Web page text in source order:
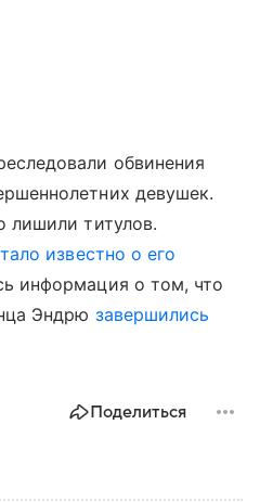
обвинения
девушек.
лишили титулов.
известно о его
информация о том, что
Эндрю завершились
Поделиться